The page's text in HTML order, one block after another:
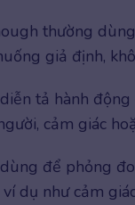
thường
giả định,
tả hành động
cảm giác
để phỏng
dụ như cảm